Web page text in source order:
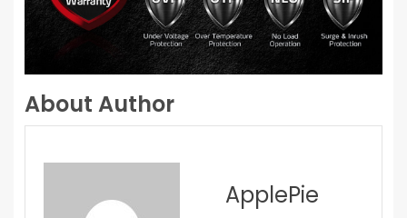
About Author
ApplePie